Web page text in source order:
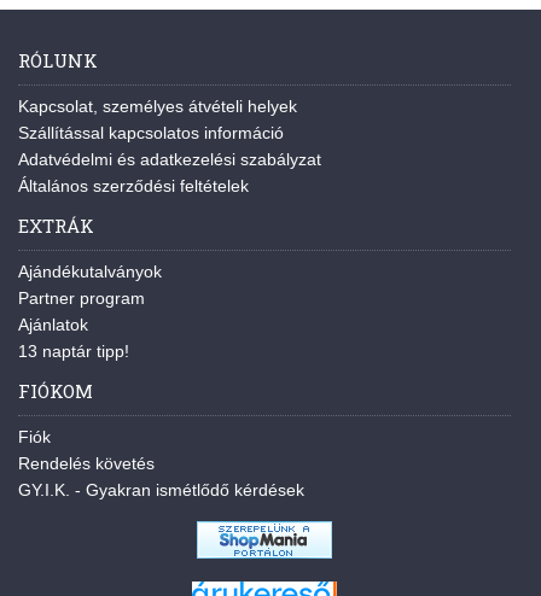
RÓLUNK
Kapcsolat, személyes átvételi helyek
Szállítással kapcsolatos információ
Adatvédelmi és adatkezelési szabályzat
Általános szerződési feltételek
EXTRÁK
Ajándékutalványok
Partner program
Ajánlatok
13 naptár tipp!
FIÓKOM
Fiók
Rendelés követés
GY.I.K. - Gyakran ismétlődő kérdések